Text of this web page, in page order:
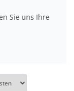
Sie uns Ihre